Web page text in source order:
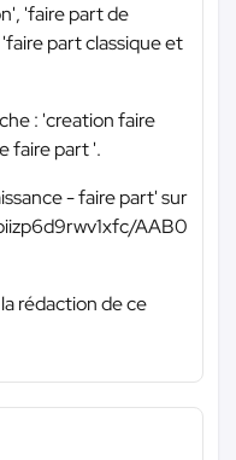
'faire part de
part classique et
: 'creation faire
faire part '.
- faire part' sur
AAB0
rédaction de ce